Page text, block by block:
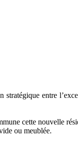
entre
cette nouvelle
ou meublée.